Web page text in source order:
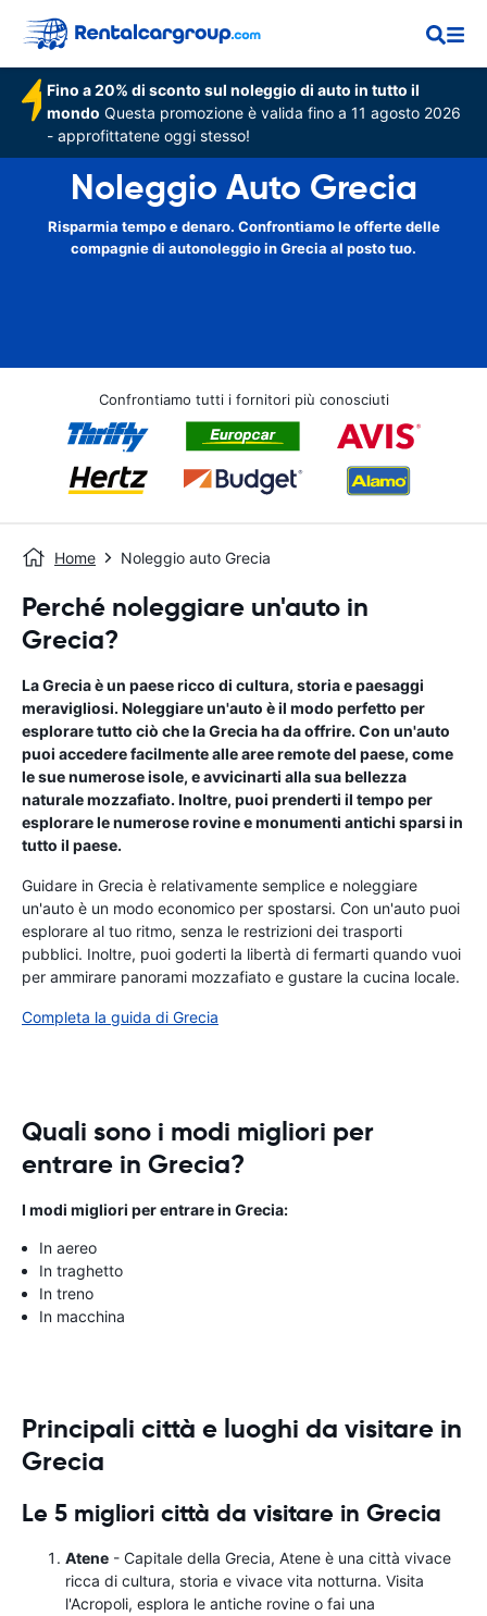
Fino a 20% di sconto sul noleggio di auto in tutto il
mondo Questa promozione è valida fino a 11 agosto 2026
- approfittatene oggi stesso!
Noleggio Auto Grecia
Risparmia tempo e denaro. Confrontiamo le offerte delle
compagnie di autonoleggio in Grecia al posto tuo.
Confrontiamo tutti i fornitori più conosciuti
Home Noleggio auto Grecia
Perché noleggiare un'auto in
Grecia?
La Grecia è un paese ricco di cultura, storia e paesaggi
meravigliosi. Noleggiare un'auto è il modo perfetto per
esplorare tutto ciò che la Grecia ha da offrire. Con un'auto
puoi accedere facilmente alle aree remote del paese, come
le sue numerose isole, e avvicinarti alla sua bellezza
naturale mozzafiato. Inoltre, puoi prenderti il ​​tempo per
esplorare le numerose rovine e monumenti antichi sparsi in
tutto il paese.
Guidare in Grecia è relativamente semplice e noleggiare
un'auto è un modo economico per spostarsi. Con un'auto puoi
esplorare al tuo ritmo, senza le restrizioni dei trasporti
pubblici. Inoltre, puoi goderti la libertà di fermarti quando vuoi
per ammirare panorami mozzafiato e gustare la cucina locale.
Completa la guida di Grecia
Quali sono i modi migliori per
entrare in Grecia?
I modi migliori per entrare in Grecia:
In aereo
In traghetto
In treno
In macchina
Principali città e luoghi da visitare in
Grecia
Le 5 migliori città da visitare in Grecia
Atene - Capitale della Grecia, Atene è una città vivace
ricca di cultura, storia e vivace vita notturna. Visita
l'Acropoli, esplora le antiche rovine o fai una